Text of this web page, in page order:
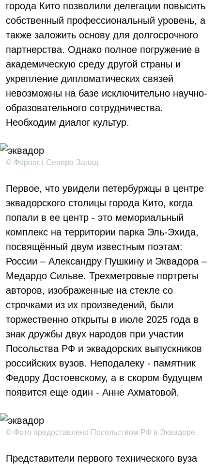
города Кито позволили делегации повысить
собственный профессиональный уровень, а
также заложить основу для долгосрочного
партнерства. Однако полное погружение в
академическую среду другой страны и
укрепление дипломатических связей
невозможны на базе исключительно научно-
образовательного сотрудничества.
Необходим диалог культур.
© Форпост Северо-Запад
Первое, что увидели петербуржцы в центре
эквадорского столицы города Кито, когда
попали в ее центр - это мемориальный
комплекс на территории парка Эль-Эхида,
посвящённый двум известным поэтам:
России – Александру Пушкину и Эквадора –
Медардо Сильве. Трехметровые портреты
авторов, изображенные на стекле со
строчками из их произведений, были
торжественно открыты в июле 2025 года в
знак дружбы двух народов при участии
Посольства РФ и эквадорских выпускников
российских вузов. Неподалеку - памятник
Федору Достоевскому, а в скором будущем
появится еще один - Анне Ахматовой.
© Фото предоставлено Посольством РФ в Эквадоре
Представители первого технического вуза